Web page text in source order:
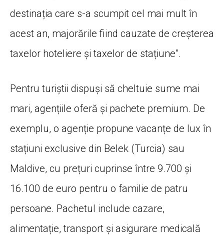
destinația care s-a scumpit cel mai mult în
acest an, majorările fiind cauzate de creșterea
taxelor hoteliere și taxelor de stațiune”.
Pentru turiștii dispuși să cheltuie sume mai
mari, agențiile oferă și pachete premium. De
exemplu, o agenție propune vacanțe de lux în
stațiuni exclusive din Belek (Turcia) sau
Maldive, cu prețuri cuprinse între 9.700 și
16.100 de euro pentru o familie de patru
persoane. Pachetul include cazare,
alimentație, transport și asigurare medicală